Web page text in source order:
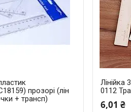
прозорі (лін
+ трансп)
Лінійка
0112
6,01 ₴